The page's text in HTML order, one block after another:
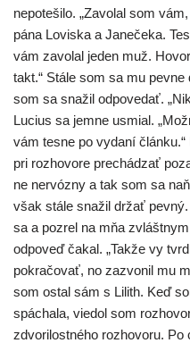
nepo­te­ši­lo. „Zavolal som
pána Loviska a Janečeka.
vám zavo­lal jeden muž.
takt.“ Stále som sa mu
som sa sna­žil odpo­ve­dať.
Lucius sa jem­ne usmial.
vám tes­ne po vyda­ní
pri roz­ho­vo­re pre­chá­dzať
ne ner­vóz­ny a tak som sa
však stá­le sna­žil držať
sa a pozrel na mňa
odpo­veď čakal. „Takže vy
pokra­čo­vať, no zazvo­nil mu
som ostal sám s Lilith. Keď
spá­cha­la, vie­dol som
zdvo­ri­lost­né­ho roz­ho­vo­ru. Po